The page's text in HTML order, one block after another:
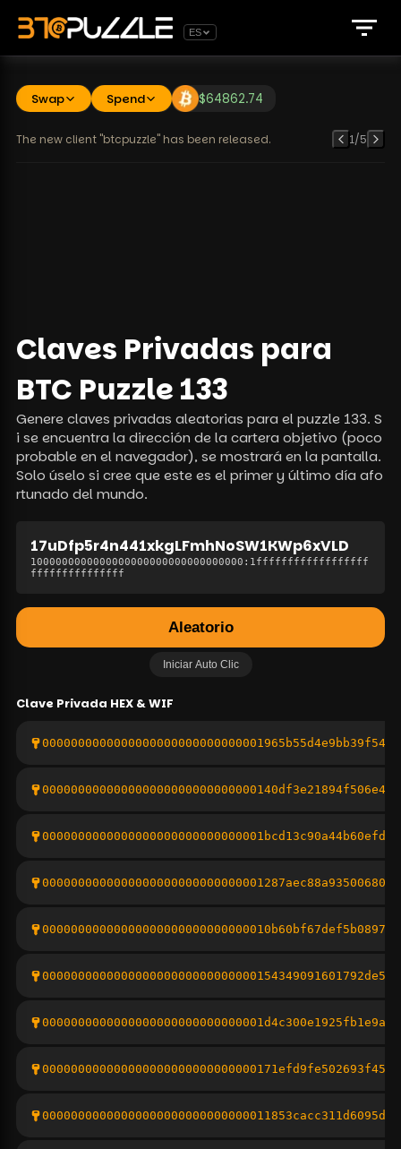
ES
Swap Spend $64862.74
The new client "btcpuzzle" has been released. 1/5
Claves Privadas para
BTC Puzzle 133
Genere claves privadas aleatorias para el puzzle 133. S
i se encuentra la dirección de la cartera objetivo (poco
probable en el navegador), se mostrará en la pantalla.
Solo úselo si cree que este es el primer y último día afo
rtunado del mundo.
17uDfp5r4n441xkgLFmhNoSW1KWp6xVLD
1000000000000000000000000000000000 : 1ffffffffffffffffff
fffffffffffffff
Aleatorio
Iniciar Auto Clic
Clave Privada HEX & WIF